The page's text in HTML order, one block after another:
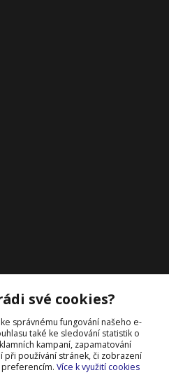
své cookies?
správnému fungování našeho e-
také ke sledování statistik o
kampaní, zapamatování
používání stránek, či zobrazení
Více k využití cookies